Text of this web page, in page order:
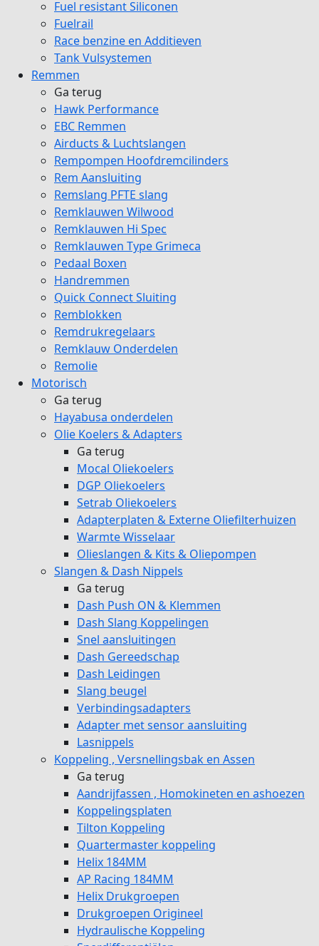
Fuel resistant Siliconen
Fuelrail
Race benzine en Additieven
Tank Vulsystemen
Remmen
Ga terug
Hawk Performance
EBC Remmen
Airducts & Luchtslangen
Rempompen Hoofdremcilinders
Rem Aansluiting
Remslang PFTE slang
Remklauwen Wilwood
Remklauwen Hi Spec
Remklauwen Type Grimeca
Pedaal Boxen
Handremmen
Quick Connect Sluiting
Remblokken
Remdrukregelaars
Remklauw Onderdelen
Remolie
Motorisch
Ga terug
Hayabusa onderdelen
Olie Koelers & Adapters
Ga terug
Mocal Oliekoelers
DGP Oliekoelers
Setrab Oliekoelers
Adapterplaten & Externe Oliefilterhuizen
Warmte Wisselaar
Olieslangen & Kits & Oliepompen
Slangen & Dash Nippels
Ga terug
Dash Push ON & Klemmen
Dash Slang Koppelingen
Snel aansluitingen
Dash Gereedschap
Dash Leidingen
Slang beugel
Verbindingsadapters
Adapter met sensor aansluiting
Lasnippels
Koppeling , Versnellingsbak en Assen
Ga terug
Aandrijfassen , Homokineten en ashoezen
Koppelingsplaten
Tilton Koppeling
Quartermaster koppeling
Helix 184MM
AP Racing 184MM
Helix Drukgroepen
Drukgroepen Origineel
Hydraulische Koppeling